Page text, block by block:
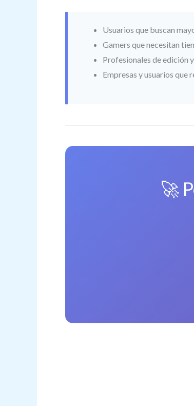
Usuarios que buscan
Gamers que necesitan
Profesionales de edición
Empresas y usuarios que
🚀